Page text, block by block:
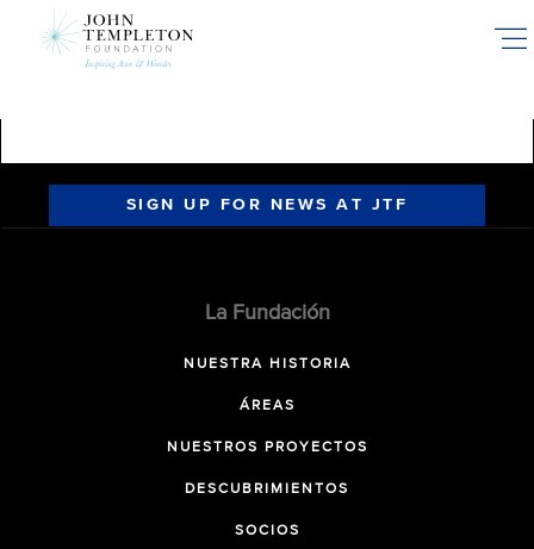
SIGN UP FOR NEWS AT JTF
La Fundación
NUESTRA HISTORIA
ÁREAS
NUESTROS PROYECTOS
DESCUBRIMIENTOS
SOCIOS